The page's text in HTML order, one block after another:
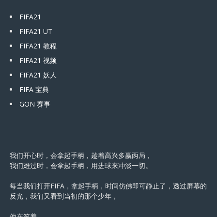
FIFA21
FIFA21 UT
FIFA21 教程
FIFA21 视频
FIFA21 妖人
FIFA 宝典
GON 赛事
我们开心时，会拿起手柄，趁着高兴多赢两局，
我们难过时，会拿起手柄，用进球来冲淡一切。
每当我们打开FIFA，拿起手柄，时间仿佛即可静止了，透过屏幕的
反光，我们又看到当初的那个少年，